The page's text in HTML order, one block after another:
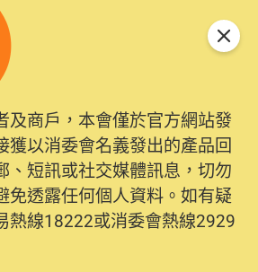
及商戶，本會僅於官方網站發
獲以消委會名義發出的產品回
、短訊或社交媒體訊息，切勿
免透露任何個人資料。如有疑
熱線18222或消委會熱線2929
關閉